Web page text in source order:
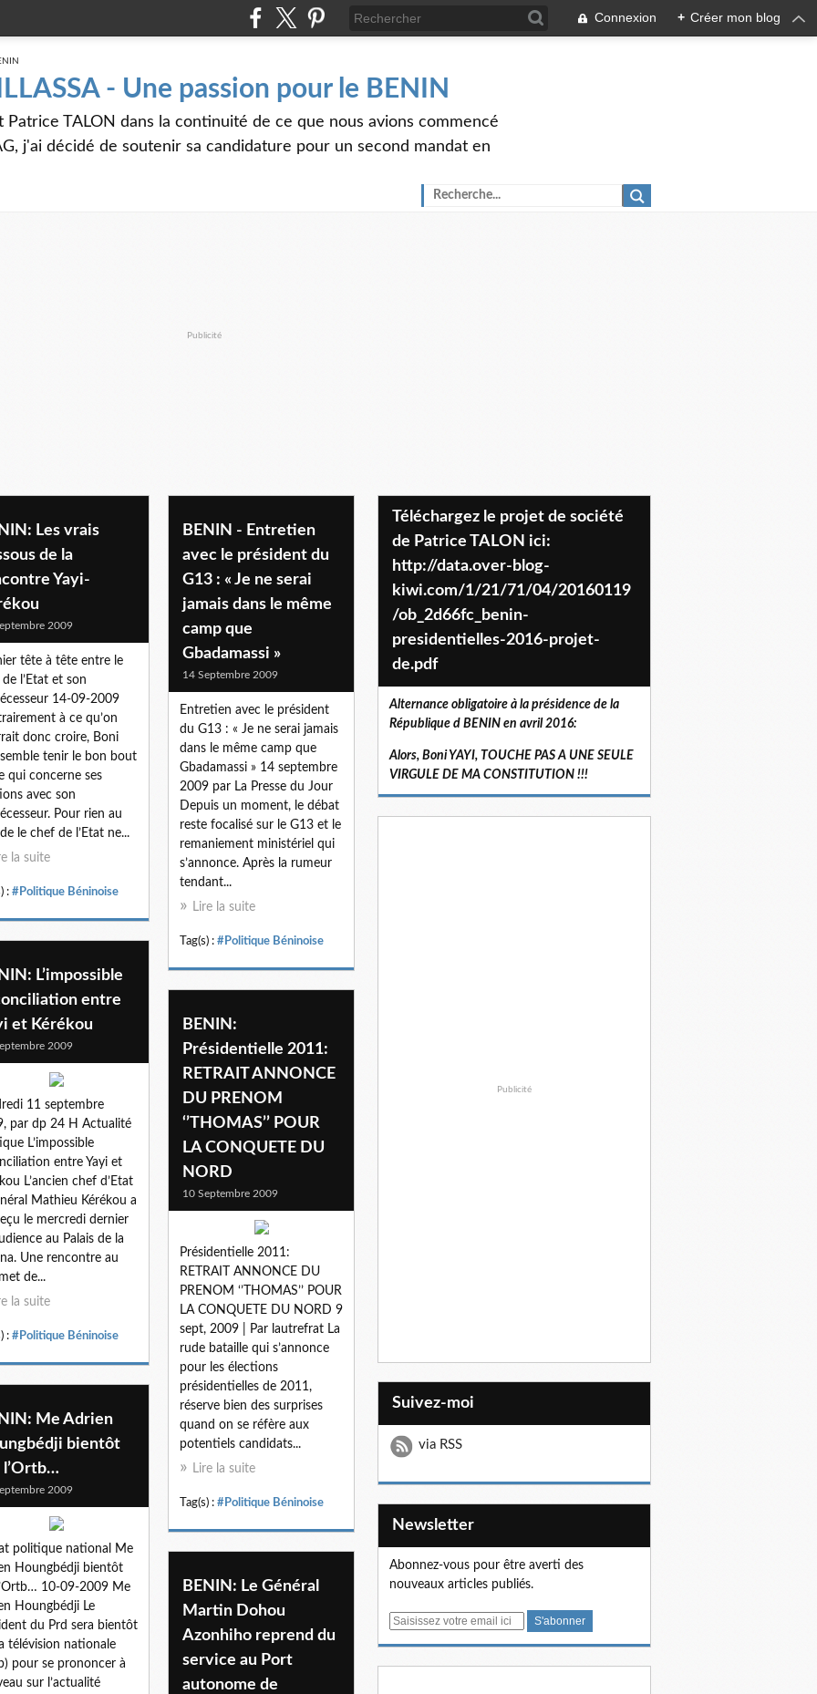
Connexion + Créer mon blog
- Une passion pour le BENIN
Patrice TALON dans la continuité de ce que nous avions commencé
j'ai décidé de soutenir sa candidature pour un second mandat en
Publicité
Les vrais
de la
Yayi-
2009
tête à tête entre le
l’Etat et son
14-09-2009
à ce qu’on
donc croire, Boni
semble tenir le bon bout
qui concerne ses
avec son
Pour rien au
le chef de l’Etat ne...
la suite
: #Politique Béninoise
BENIN - Entretien
avec le président du
G13 : « Je ne serai
jamais dans le même
camp que
Gbadamassi »
14 Septembre 2009
Entretien avec le président
du G13 : « Je ne serai jamais
dans le même camp que
Gbadamassi » 14 septembre
2009 par La Presse du Jour
Depuis un moment, le débat
reste focalisé sur le G13 et le
remaniement ministériel qui
s’annonce. Après la rumeur
tendant...
Lire la suite
Tag(s) : #Politique Béninoise
L’impossible
entre
et Kérékou
2009
11 septembre
par dp 24 H Actualité
L’impossible
entre Yayi et
L’ancien chef d’Etat
Mathieu Kérékou a
le mercredi dernier
au Palais de la
Une rencontre au
de...
la suite
: #Politique Béninoise
BENIN:
Présidentielle 2011:
RETRAIT ANNONCE
DU PRENOM
‘’THOMAS’’ POUR
LA CONQUETE DU
NORD
10 Septembre 2009
Présidentielle 2011:
RETRAIT ANNONCE DU
PRENOM ‘’THOMAS’’ POUR
LA CONQUETE DU NORD 9
sept, 2009 | Par lautrefrat La
rude bataille qui s’annonce
pour les élections
présidentielles de 2011,
réserve bien des surprises
quand on se réfère aux
potentiels candidats...
Lire la suite
Tag(s) : #Politique Béninoise
Me Adrien
bientôt
l’Ortb…
2009
politique national Me
Houngbédji bientôt
10-09-2009 Me
Houngbédji Le
du Prd sera bientôt
télévision nationale
pour se prononcer à
sur l’actualité
BENIN: Le Général
Martin Dohou
Azonhiho reprend du
service au Port
autonome de
Téléchargez le projet de société
de Patrice TALON ici:
http://data.over-blog-
kiwi.com/1/21/71/04/20160119
/ob_2d66fc_benin-
presidentielles-2016-projet-
de.pdf
Alternance obligatoire à la présidence de la
République d BENIN en avril 2016:
Alors, Boni YAYI, TOUCHE PAS A UNE SEULE
VIRGULE DE MA CONSTITUTION !!!
Publicité
Suivez-moi
via RSS
Newsletter
Abonnez-vous pour être averti des
nouveaux articles publiés.
E